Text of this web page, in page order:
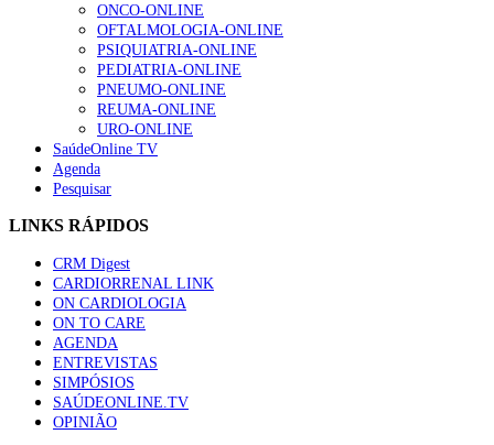
ONCO-ONLINE
OFTALMOLOGIA-ONLINE
PSIQUIATRIA-ONLINE
PEDIATRIA-ONLINE
PNEUMO-ONLINE
REUMA-ONLINE
URO-ONLINE
SaúdeOnline TV
Agenda
Pesquisar
LINKS RÁPIDOS
CRM Digest
CARDIORRENAL LINK
ON CARDIOLOGIA
ON TO CARE
AGENDA
ENTREVISTAS
SIMPÓSIOS
SAÚDEONLINE.TV
OPINIÃO